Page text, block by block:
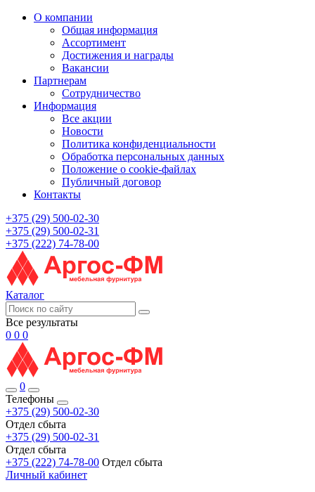
О компании
Общая информация
Ассортимент
Достижения и награды
Вакансии
Партнерам
Сотрудничество
Информация
Все акции
Новости
Политика конфиденциальности
Обработка персональных данных
Положение о cookie-файлах
Публичный договор
Контакты
+375 (29) 500-02-30
+375 (29) 500-02-31
+375 (222) 74-78-00
Каталог
Все результаты
0 0 0
0
Телефоны
+375 (29) 500-02-30
Отдел сбыта
+375 (29) 500-02-31
Отдел сбыта
+375 (222) 74-78-00 Отдел сбыта
Личный кабинет